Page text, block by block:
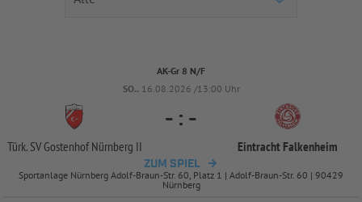
AK-Gr 8 N/F
SO.. 16.08.2026 /13:00 Uhr
Türk. SV Gostenhof Nürnberg II
- : -
Eintracht Falkenheim
ZUM SPIEL
Sportanlage Nürnberg Adolf-Braun-Str. 60, Platz 1 | Adolf-Braun-Str. 60 | 90429
Nürnberg